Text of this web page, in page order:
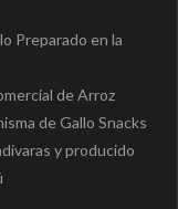
Preparado en la
de Arroz
de Gallo Snacks
y producido